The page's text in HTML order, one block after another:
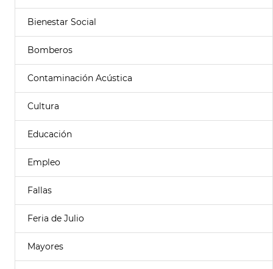
Bienestar Social
Bomberos
Contaminación Acústica
Cultura
Educación
Empleo
Fallas
Feria de Julio
Mayores